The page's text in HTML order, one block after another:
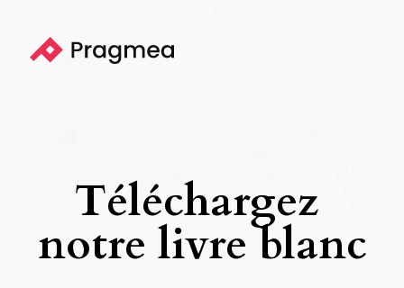
Téléchargez
notre livre blanc